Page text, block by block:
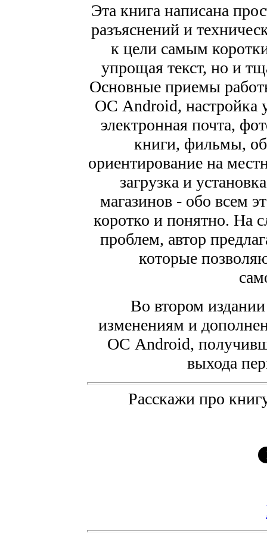
Эта книга написана
разъяснений и
к цели самым
упрощая текст, но и
Основные приемы
ОС Android, настройка
электронная почта,
книги, фильмы,
ориентирование на
загрузка и
магазинов - обо всем
коротко и понятно. На
проблем, автор
которые
Во втором
изменениям и
ОС Android,
выхода
Расскажи про